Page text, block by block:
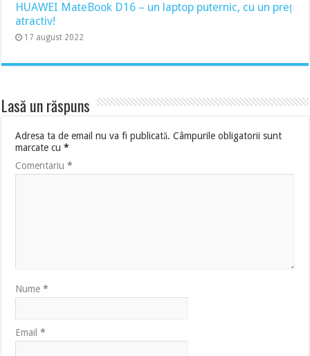
HUAWEI MateBook D16 – un laptop puternic, cu un preț
atractiv!
17 august 2022
Lasă un răspuns
Adresa ta de email nu va fi publicată. Câmpurile obligatorii sunt
marcate cu*
Comentariu*
Nume*
Email*